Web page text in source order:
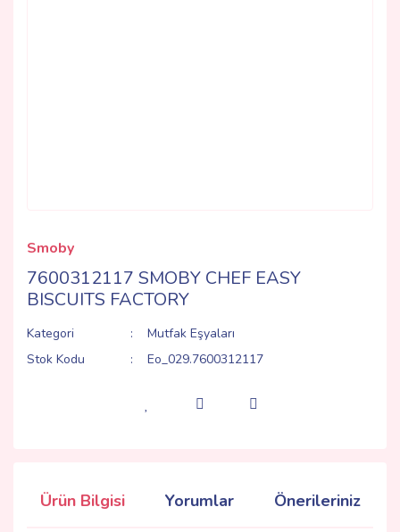
Smoby
7600312117 SMOBY CHEF EASY
BISCUITS FACTORY
Kategori
Mutfak Eşyaları
Stok Kodu
Eo_029.7600312117
Ürün Bilgisi Yorumlar Önerileriniz